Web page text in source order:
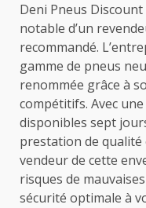
Deni Pneus
notable d’un
recommandé.
gamme de pneus
renommée grâce à
compétitifs. Avec
disponibles sept
prestation de
vendeur de cette
risques de
sécurité optimale à